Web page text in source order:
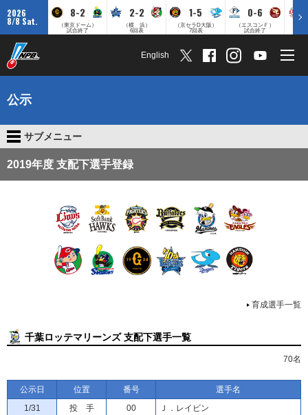
2026
8/8 Sat.
8-2
（東京ドーム）
試合終了
2-2
（横 浜）
6回表
1-5
（京セラD大阪）
7回表
0-6
（エスコンＦ）
試合終了
English
公示
サブメニュー
2019年度 支配下選手登録
育成選手一覧
千葉ロッテマリーンズ 支配下選手一覧
70名
公示日 位置 番号
選手名
1/31
投 手 00
Ｊ．レイビン